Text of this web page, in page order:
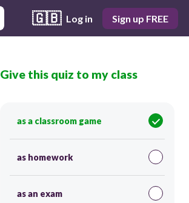
🇬🇧 Log in Sign up FREE
Score 0
cap
30
Give this quiz to my class
as a classroom game
as homework
as an exam